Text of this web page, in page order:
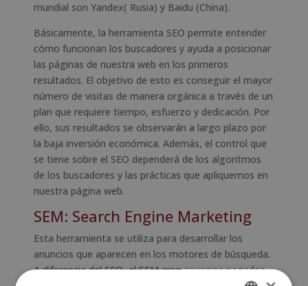
mundial son Yandex( Rusia) y Baidu (China).
Básicamente, la herramienta SEO permite entender
cómo funcionan los buscadores y ayuda a posicionar
las páginas de nuestra web en los primeros
resultados. El objetivo de esto es conseguir el mayor
número de visitas de manera orgánica a través de un
plan que requiere tiempo, esfuerzo y dedicación. Por
ello, sus resultados se observarán a largo plazo por
la baja inversión económica. Además, el control que
se tiene sobre el SEO dependerá de los algoritmos
de los buscadores y las prácticas que apliquemos en
nuestra página web.
SEM: Search Engine Marketing
Esta herramienta se utiliza para desarrollar los
anuncios que aparecen en los motores de búsqueda.
A diferencia del SEO, el SEM crea anuncios pagados,